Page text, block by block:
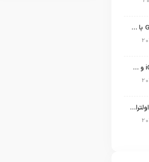
نسخه مک گوگل Gemini با قابلیت تحلیل صفحه و دستورات صوتی در به‌روزرسانی جدید
انتشار آپدیت iOS 26.6 و iPadOS 26.6
طراحی جدید مک بوک اولترا فاش شد